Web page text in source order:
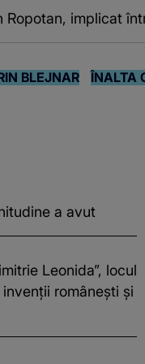
Ropotan, implicat
BLEJNAR ÎNALTA
a avut
Leonida”, locul
românești și